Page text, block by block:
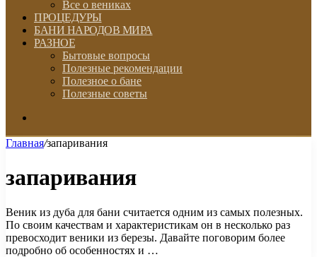
Все о вениках
ПРОЦЕДУРЫ
БАНИ НАРОДОВ МИРА
РАЗНОЕ
Бытовые вопросы
Полезные рекомендации
Полезное о бане
Полезные советы
Главная/запаривания
запаривания
Веник из дуба для бани считается одним из самых полезных.
По своим качествам и характеристикам он в несколько раз
превосходит веники из березы. Давайте поговорим более
подробно об особенностях и …